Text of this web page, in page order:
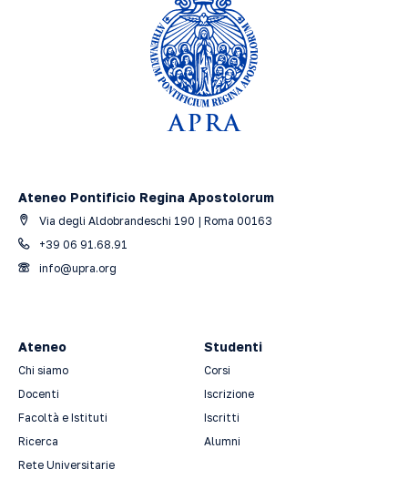
Ateneo Pontificio Regina Apostolorum
Via degli Aldobrandeschi 190 | Roma 00163
+39 06 91.68.91
info@upra.org
Ateneo
Chi siamo
Docenti
Facoltà e Istituti
Ricerca
Rete Universitarie
Studenti
Corsi
Iscrizione
Iscritti
Alumni